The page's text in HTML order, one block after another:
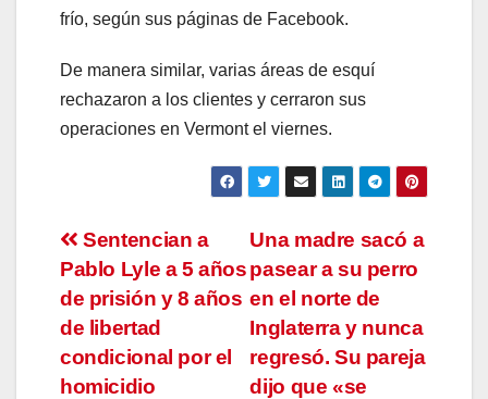
frío, según sus páginas de Facebook.
De manera similar, varias áreas de esquí
rechazaron a los clientes y cerraron sus
operaciones en Vermont el viernes.
Navegación
de
entradas
Una madre sacó a
pasear a su perro
en el norte de
Inglaterra y nunca
regresó. Su pareja
dijo que «se
Sentencian a
Pablo Lyle a 5 años
de prisión y 8 años
de libertad
condicional por el
homicidio